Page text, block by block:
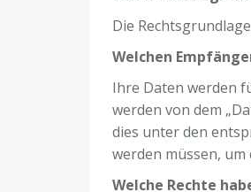
Die
Welchen
Ihre Daten werden
werden von dem
dies unter den
werden müssen,
Welche Rechte